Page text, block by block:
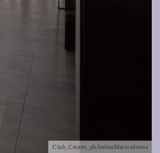
Club_Cesano_phAndreaMartiradonna